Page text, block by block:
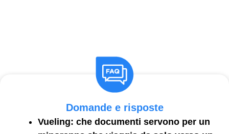
Domande e risposte
Vueling: che documenti servono per un